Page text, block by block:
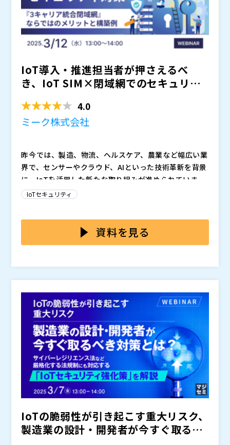
マジセミ株式会社（
）
※共催、協賛、協力、講演企業は将来的に追加、削除さ
れる可能性があります。
IoT導入・推進担当者が押さえるべ
き、IoT SIM×閉域網でのセキュリテ
4.0
ミーク株式会社
昨今では、製造、物流、ヘルスケア、農業など幅広い業
界で、センサーやクラウド、AIといった技術革新を背景
に、IoTを活用した新たな取り組みが進められていま
す。 2027年にはIoTデバイスの台数が全世界で570億台
普及が進む一方で、IoTデバイスは一般的なIT機器と比
ると指摘されており、実際に官公庁などでもインシデン
トが発生したことが報告されています。
閉域網とは、不特定多数が利用できるインターネット網
から物理的・論理的に分離されたネットワークを指しま
できるクローズドな環境を構築できるため、セキュリテ
ィを重視するネットワーク構成として利用されます。
IoTデバイスのセキュリティ対策に課題があることが指
摘されている状況を踏まえ、 経済産業省や情報処理推
進機構を中心にIoT製品に対するセキュリティ適合性評
価制度の整備が段階的に進められています。 2025年3
月から「セキュリティ要件適合評価及びラベリング制
度」の運用が開始し、「統一的な最低限の適合基準」と
される「☆1」のレベルへの対応が求められます（独立
行政法人情報処理推進機構：セキュリティ要件適合評価
及びラベリング制度（JC-STAR）より）。 閉域網はこ
の適合基準に対応するうえでの一助となります。
「MEEQ 閉域ネットワーク」は、モバイル通信を利用し
てお客様独自の閉域網を構築するサービスです。 SIMコ
ネクト、VPNゲートウェイ、ダイレクトゲートウェイの
計3つのプランについて、それぞれに適したユースケー
スを交えてご紹介いたします。
ドコモ、ソフトバンク、KDDIの3キャリアの回線を1つ
の閉域網に統合可能なため、通信状況にあわせて各キャ
リアを選択するといった使い分けが可能です。 また、
複数キャリアの回線を同一閉域網に収容できるため、閉
域網を利用するためのコストを圧縮しつつ、他キャリア
のバックアップ回線を用意することも可能になります。
また、IoT向け通信のプラットフォーム「MEEQ」とし
て、SIMの発注・解約・プラン変更や通信状況の確認が
ダッシュボード形式にて可能なコンソール画面もご用意
しております。 お客様のご希望にあわせた独自プラン
の作成も可能で、サービスの種類や規模、通信量の増減
に応じた効率的な運用を実現いただけるプラットフォー
・自社でIoT製品の開発を計画・実施している ・IoTソ
リューション、デバイスについて広く情報収集をしてい
る ・モバイル通信の選定にあたり、セキュリティに不
IoTセキュリティ
資料を見る
IoTの脆弱性が引き起こす重大リスク、
製造業の設計・開発者が今すぐ取るべ